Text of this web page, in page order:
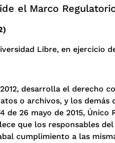
el Marco
Libre, en ejercicio
2012, desarrolla el
o archivos, y los
de 26 mayo de 2015,
que los responsables
cumplimiento a las